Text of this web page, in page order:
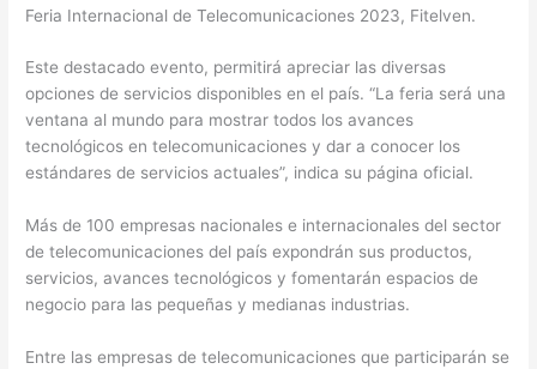
Feria Internacional de Telecomunicaciones 2023, Fitelven.
Este destacado evento, permitirá apreciar las diversas
opciones de servicios disponibles en el país. “La feria será una
ventana al mundo para mostrar todos los avances
tecnológicos en telecomunicaciones y dar a conocer los
estándares de servicios actuales”, indica su página oficial.
Más de 100 empresas nacionales e internacionales del sector
de telecomunicaciones del país expondrán sus productos,
servicios, avances tecnológicos y fomentarán espacios de
negocio para las pequeñas y medianas industrias.
Entre las empresas de telecomunicaciones que participarán se